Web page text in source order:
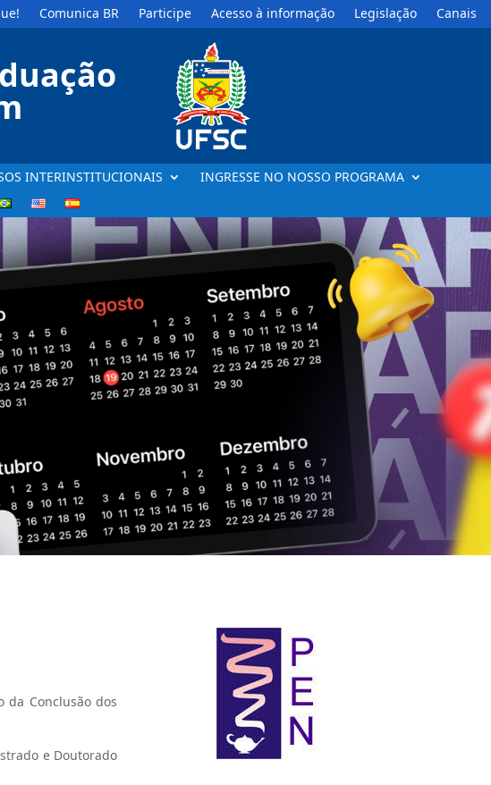
Comunica BR Participe Acesso à informação Legislação Canais
INTERINSTITUCIONAIS
INGRESSE NO NOSSO PROGRAMA
da Conclusão dos
e Doutorado